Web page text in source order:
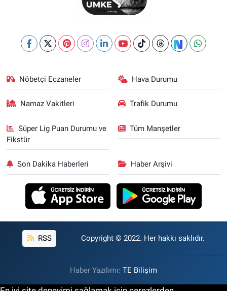
Nöbetçi Eczaneler Hava Durumu
Namaz Vakitleri Trafik Durumu
Süper Lig Puan Durumu ve
Fikstür
Tüm Manşetler
Son Dakika Haberleri Haber Arşivi
RSS Copyright © 2022. Her hakkı saklıdır.
Haber Yazılımı: TE Bilişim